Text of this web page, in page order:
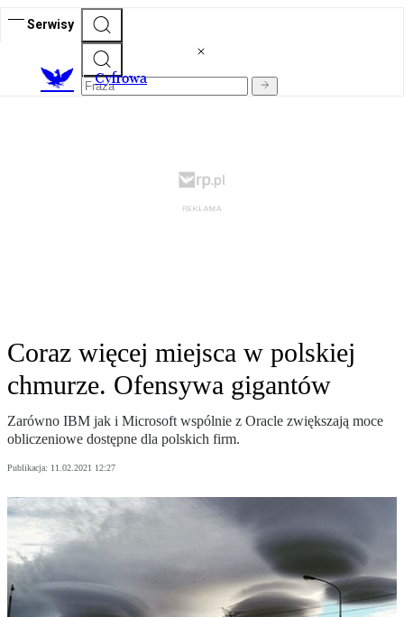
Serwisy
Cyfrowa
Coraz więcej miejsca w polskiej
chmurze. Ofensywa gigantów
Zarówno IBM jak i Microsoft wspólnie z Oracle zwiększają moce
obliczeniowe dostępne dla polskich firm.
Publikacja: 11.02.2021 12:27